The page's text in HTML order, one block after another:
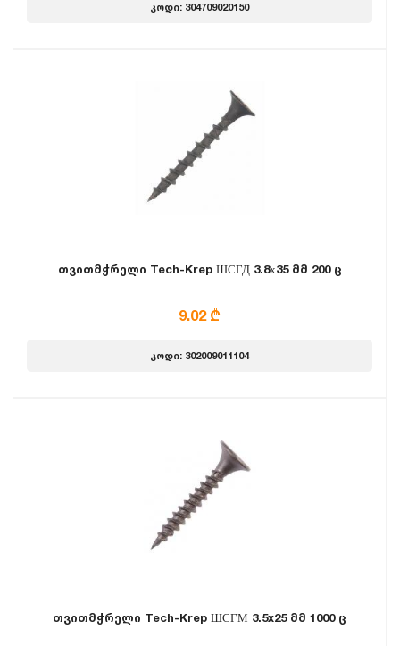
კოდი: 304709020150
თვითმჭრელი Tech-Krep ШСГД 3.8х35 მმ 200 ც
9.02 ₾
კოდი: 302009011104
თვითმჭრელი Tech-Krep ШСГМ 3.5x25 მმ 1000 ც